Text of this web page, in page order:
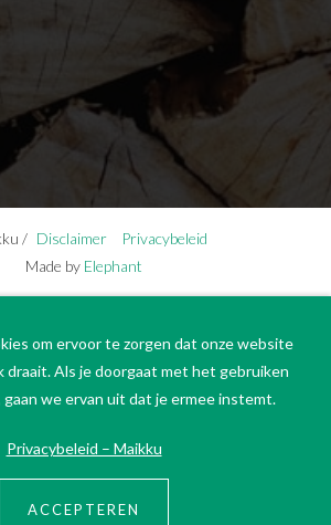
/ Disclaimer
Privacybeleid
Made by Elephant
om ervoor te zorgen dat onze website
draait. Als je doorgaat met het gebruiken
we ervan uit dat je ermee instemt.
Privacybeleid – Maikku
ACCEPTEREN